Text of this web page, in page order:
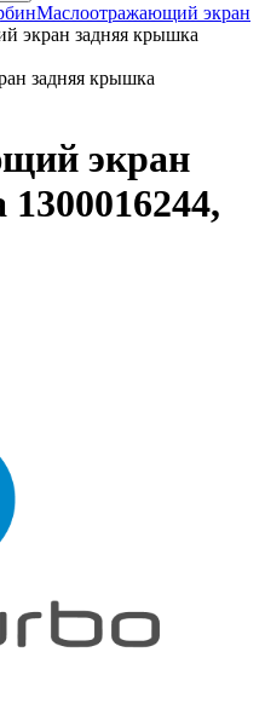
Маслоотражающий экран
экран задняя крышка
задняя крышка
экран